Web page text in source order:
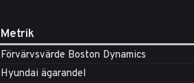
Metrik
Förvärvsvärde Boston Dynamics
Hyundai ägarandel